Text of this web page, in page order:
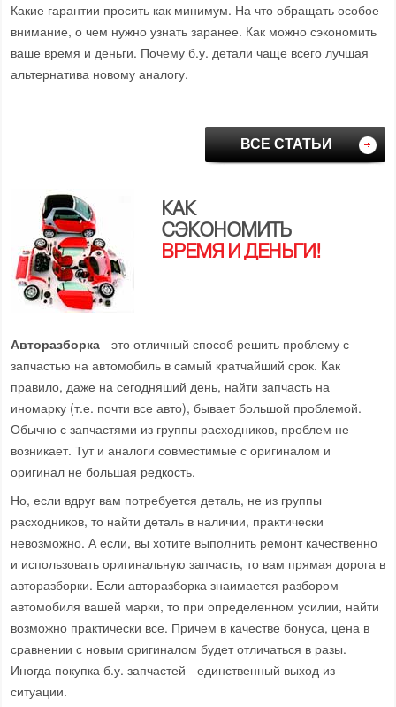
Какие гарантии просить как минимум. На что обращать особое
внимание, о чем нужно узнать заранее. Как можно сэкономить
ваше время и деньги. Почему б.у. детали чаще всего лучшая
альтернатива новому аналогу.
ВСЕ СТАТЬИ
КАК
СЭКОНОМИТЬ
ВРЕМЯ И ДЕНЬГИ!
Авторазборка - это отличный способ решить проблему с
запчастью на автомобиль в самый кратчайший срок. Как
правило, даже на сегодняший день, найти запчасть на
иномарку (т.е. почти все авто), бывает большой проблемой.
Обычно с запчастями из группы расходников, проблем не
возникает. Тут и аналоги совместимые с оригиналом и
оригинал не большая редкость.
Но, если вдруг вам потребуется деталь, не из группы
расходников, то найти деталь в наличии, практически
невозможно. А если, вы хотите выполнить ремонт качественно
и использовать оригинальную запчасть, то вам прямая дорога в
авторазборки. Если авторазборка знаимается разбором
автомобиля вашей марки, то при определенном усилии, найти
возможно практически все. Причем в качестве бонуса, цена в
сравнении с новым оригиналом будет отличаться в разы.
Иногда покупка б.у. запчастей - единственный выход из
ситуации.